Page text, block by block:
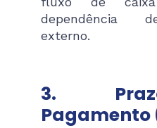
dependência
externo​​.
3.
Pagamento